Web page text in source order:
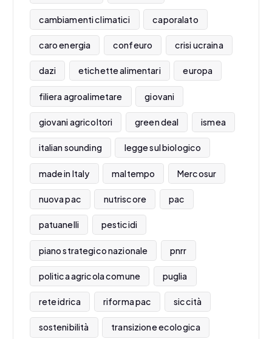
cambiamenti climatici caporalato
caro energia confeuro crisi ucraina
dazi etichette alimentari europa
filiera agroalimetare giovani
giovani agricoltori green deal ismea
italian sounding legge sul biologico
made in Italy maltempo Mercosur
nuova pac nutriscore pac
patuanelli pesticidi
piano strategico nazionale pnrr
politica agricola comune puglia
rete idrica riforma pac siccità
sostenibilità transizione ecologica